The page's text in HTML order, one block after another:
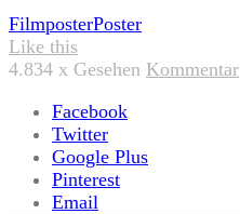
Tags:
FilmposterPoster
Like this
4.834 x Gesehen Kommentar
Facebook
Twitter
Google Plus
Pinterest
Email